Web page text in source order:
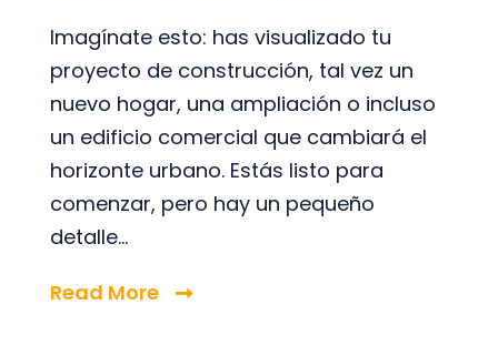
Imagínate esto: has visualizado tu
proyecto de construcción, tal vez un
nuevo hogar, una ampliación o incluso
un edificio comercial que cambiará el
horizonte urbano. Estás listo para
comenzar, pero hay un pequeño
detalle...
Read More